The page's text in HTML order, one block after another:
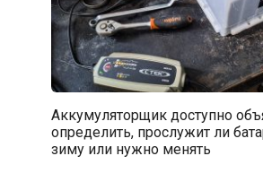
Аккумуляторщик доступно
определить, прослужит ли
зиму или нужно менять